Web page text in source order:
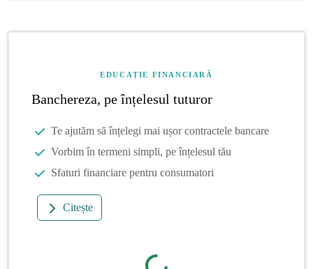
EDUCAȚIE FINANCIARĂ
Banchereza, pe înțelesul tuturor
Te ajutăm să înțelegi mai ușor contractele bancare
Vorbim în termeni simpli, pe înțelesul tău
Sfaturi financiare pentru consumatori
Citește